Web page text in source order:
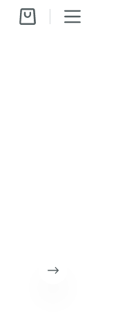
Shopping